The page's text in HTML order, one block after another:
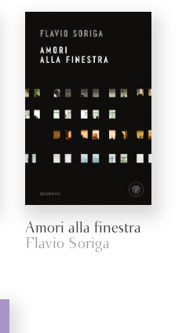
Amori alla finestra
Flavio Soriga